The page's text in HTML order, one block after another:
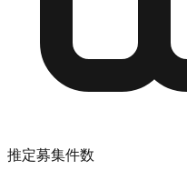
推定募集件数